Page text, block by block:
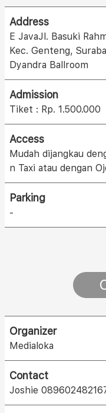
Address
E JavaJl. Basuki
Kec. Genteng,
Dyandra Ballroom
Admission
Tiket : Rp. 1.500.000
Access
Mudah dijangkau
n Taxi atau dengan
Parking
-
Organizer
Medialoka
Contact
Joshie